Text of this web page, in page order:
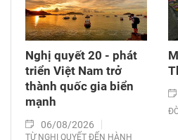
Nghị quyết 20 - phát
triển Việt Nam trở
thành quốc gia biển
mạnh
06/08/2026
TỪ NGHỊ QUYẾT ĐẾN HÀNH